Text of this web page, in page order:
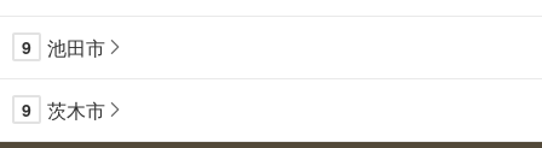
9 池田市
9 茨木市